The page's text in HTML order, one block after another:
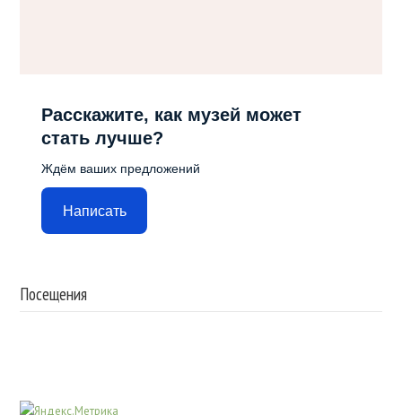
Расскажите, как музей может
стать лучше?
Ждём ваших предложений
Написать
Посещения